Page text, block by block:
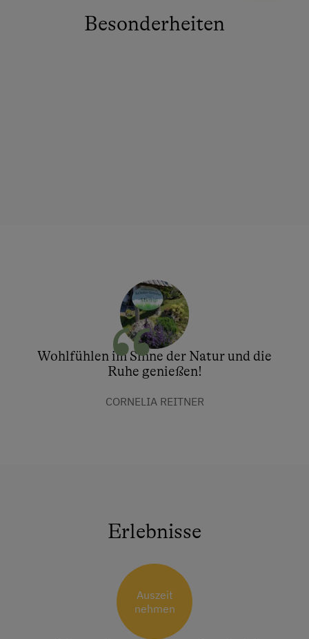
Besonderheiten
Wohlfühlen im Sinne der Natur und die
Ruhe genießen!
CORNELIA REITNER
Erlebnisse
Auszeit
nehmen